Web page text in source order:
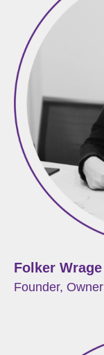
Folker Wrage
Founder, Owner |